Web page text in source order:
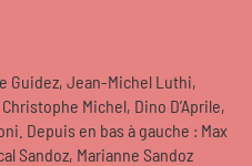
Guidez, Jean-Michel Luthi,
Michel, Dino D’Aprile,
Depuis en bas à gauche : Max
Sandoz, Marianne Sandoz